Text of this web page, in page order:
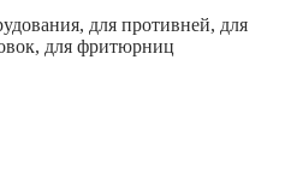
для противней, для
для фритюрниц